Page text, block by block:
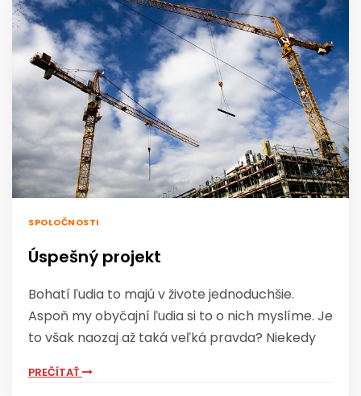
SPOLOČNOSTI
Úspešný projekt
Bohatí ľudia to majú v živote jednoduchšie.
Aspoň my obyčajní ľudia si to o nich myslíme. Je
to však naozaj až taká veľká pravda? Niekedy
PREČÍTAŤ